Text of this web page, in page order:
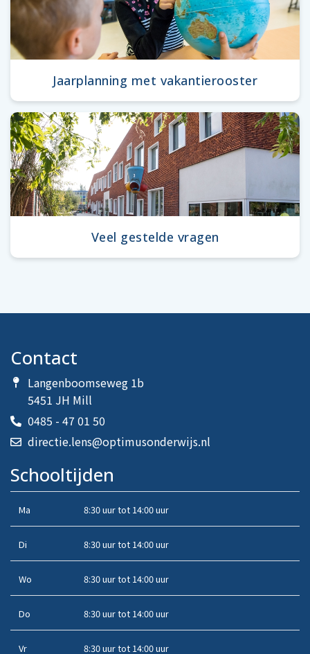
Jaarplanning met vakantierooster
Veel gestelde vragen
Contact
Langenboomseweg 1b
5451 JH Mill
0485 - 47 01 50
directie.lens@optimusonderwijs.nl
Schooltijden
Ma 8:30 uur tot 14:00 uur
Di 8:30 uur tot 14:00 uur
Wo 8:30 uur tot 14:00 uur
Do 8:30 uur tot 14:00 uur
Vr 8:30 uur tot 14:00 uur